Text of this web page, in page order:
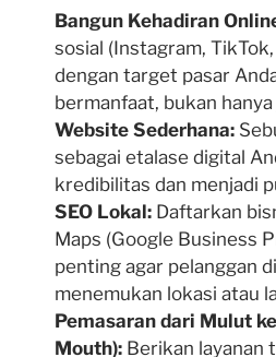
Bangun Kehadiran
sosial (Instagram,
dengan target pasar
bermanfaat, bukan hanya
Website Sederhana:
sebagai etalase digital
kredibilitas dan menjadi
SEO Lokal: Daftarkan
Maps (Google Business
penting agar pelanggan
menemukan lokasi atau
Pemasaran dari Mulut
Mouth): Berikan layanan